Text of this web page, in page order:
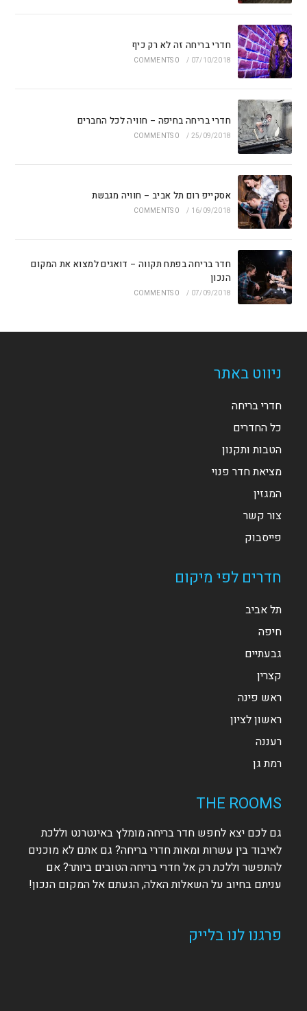
חדרי בריחה זה לא רק כיף
07/10/2018
/
0 COMMENTS
חדרי בריחה בחיפה – חוויה לכל החברים
25/09/2018
/
0 COMMENTS
אסקייפ רום תל אביב – חוויה מגבשת
16/09/2018
/
0 COMMENTS
חדר בריחה בפתח תקווה – דואגים למצוא את המקום
הנכון
07/09/2018
/
0 COMMENTS
ניווט באתר
חדרי בריחה
כל החדרים
הטבות ותקנון
מציאת חדר פנוי
המגזין
צור קשר
פייסבוק
חדרים לפי מיקום
תל אביב
חיפה
גבעתיים
קצרין
ראש פינה
ראשון לציון
רעננה
רמת גן
THE ROOMS
גם לכם יצא לחפש חדר בריחה מומלץ באינטרנט וללכת
לאיבוד בין עשרות ומאות חדרי בריחה? גם אתם לא מוכנים
להתפשר וללכת רק אל חדרי בריחה הטובים ביותר? אם
עניתם בחיוב על השאלות האלה, הגעתם אל המקום הנכון!
פרגנו לנו בלייק